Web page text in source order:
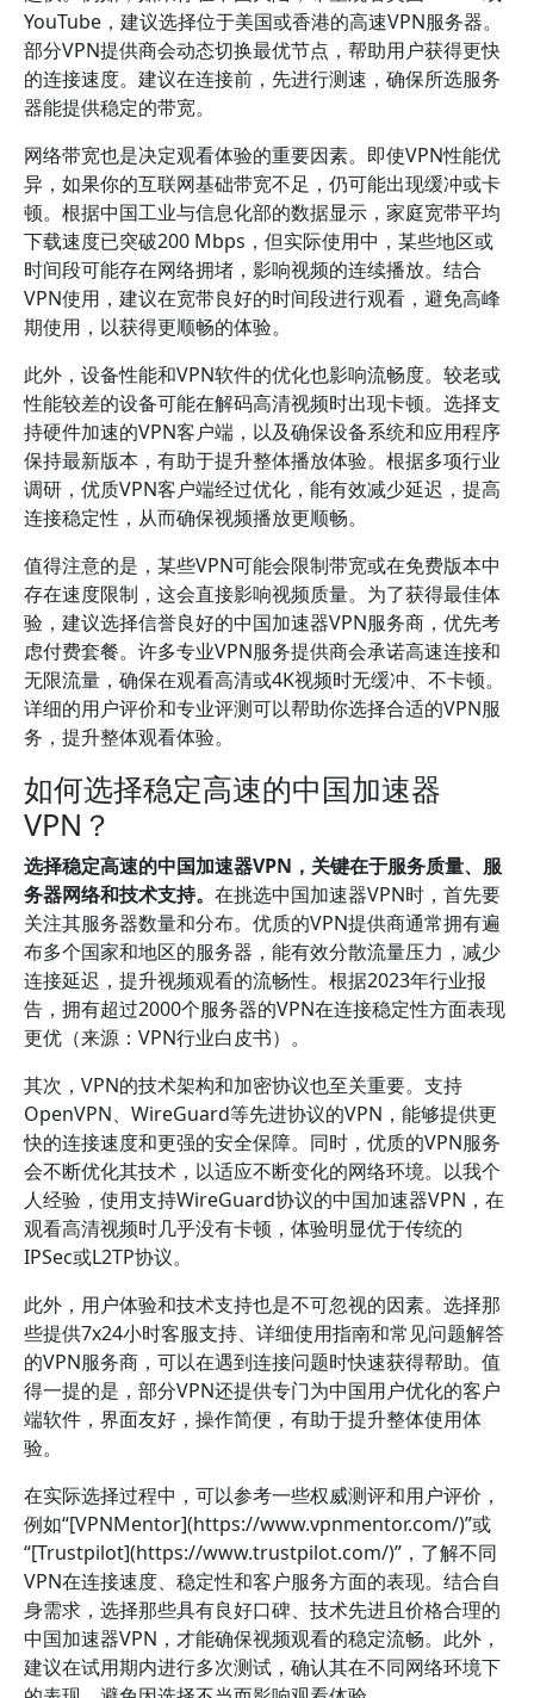
YouTube，建议选择位于美国或香港的高速VPN服务器。
部分VPN提供商会动态切换最优节点，帮助用户获得更快
的连接速度。建议在连接前，先进行测速，确保所选服务
器能提供稳定的带宽。
网络带宽也是决定观看体验的重要因素。即使VPN性能优
异，如果你的互联网基础带宽不足，仍可能出现缓冲或卡
顿。根据中国工业与信息化部的数据显示，家庭宽带平均
下载速度已突破200 Mbps，但实际使用中，某些地区或
时间段可能存在网络拥堵，影响视频的连续播放。结合
VPN使用，建议在宽带良好的时间段进行观看，避免高峰
期使用，以获得更顺畅的体验。
此外，设备性能和VPN软件的优化也影响流畅度。较老或
性能较差的设备可能在解码高清视频时出现卡顿。选择支
持硬件加速的VPN客户端，以及确保设备系统和应用程序
保持最新版本，有助于提升整体播放体验。根据多项行业
调研，优质VPN客户端经过优化，能有效减少延迟，提高
连接稳定性，从而确保视频播放更顺畅。
值得注意的是，某些VPN可能会限制带宽或在免费版本中
存在速度限制，这会直接影响视频质量。为了获得最佳体
验，建议选择信誉良好的中国加速器VPN服务商，优先考
虑付费套餐。许多专业VPN服务提供商会承诺高速连接和
无限流量，确保在观看高清或4K视频时无缓冲、不卡顿。
详细的用户评价和专业评测可以帮助你选择合适的VPN服
务，提升整体观看体验。
如何选择稳定高速的中国加速器
VPN？
选择稳定高速的中国加速器VPN，关键在于服务质量、服
务器网络和技术支持。 在挑选中国加速器VPN时，首先要
关注其服务器数量和分布。优质的VPN提供商通常拥有遍
布多个国家和地区的服务器，能有效分散流量压力，减少
连接延迟，提升视频观看的流畅性。根据2023年行业报
告，拥有超过2000个服务器的VPN在连接稳定性方面表现
更优（来源：VPN行业白皮书）。
其次，VPN的技术架构和加密协议也至关重要。支持
OpenVPN、WireGuard等先进协议的VPN，能够提供更
快的连接速度和更强的安全保障。同时，优质的VPN服务
会不断优化其技术，以适应不断变化的网络环境。以我个
人经验，使用支持WireGuard协议的中国加速器VPN，在
观看高清视频时几乎没有卡顿，体验明显优于传统的
IPSec或L2TP协议。
此外，用户体验和技术支持也是不可忽视的因素。选择那
些提供7x24小时客服支持、详细使用指南和常见问题解答
的VPN服务商，可以在遇到连接问题时快速获得帮助。值
得一提的是，部分VPN还提供专门为中国用户优化的客户
端软件，界面友好，操作简便，有助于提升整体使用体
验。
在实际选择过程中，可以参考一些权威测评和用户评价，
例如“[VPNMentor](https://www.vpnmentor.com/)”或
“[Trustpilot](https://www.trustpilot.com/)”，了解不同
VPN在连接速度、稳定性和客户服务方面的表现。结合自
身需求，选择那些具有良好口碑、技术先进且价格合理的
中国加速器VPN，才能确保视频观看的稳定流畅。此外，
建议在试用期内进行多次测试，确认其在不同网络环境下